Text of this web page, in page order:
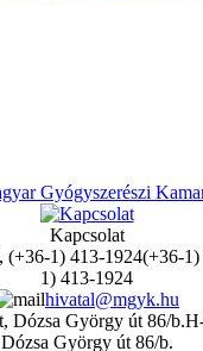
Kapcsolat
(+36-
1) 413-1924
hivatal@mgyk.hu
Dózsa György út 86/b.